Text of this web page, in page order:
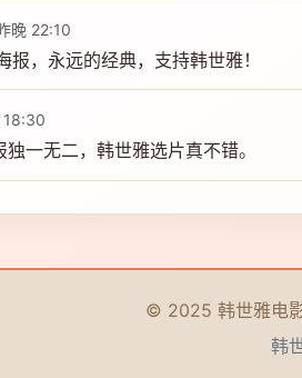
晚 22:10
报，永远的经典，支持韩世雅！
18:30
一无二，韩世雅选片真不错。
© 2025 韩世雅电
韩